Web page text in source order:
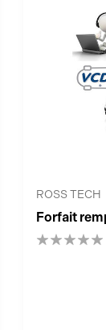
ROSS TECH
Forfait